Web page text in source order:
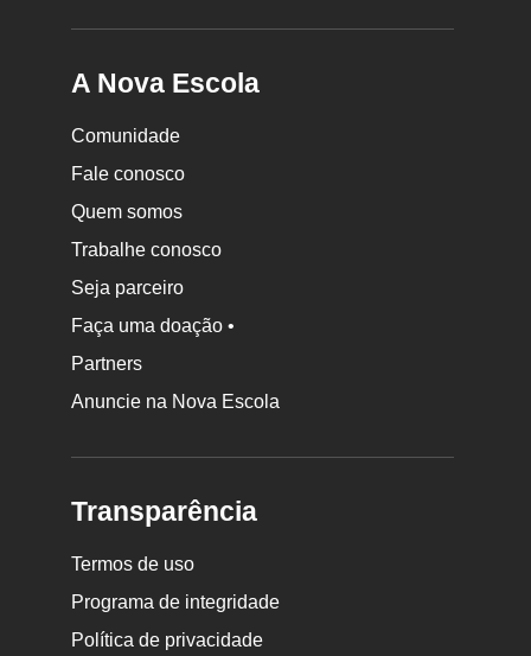
A Nova Escola
Comunidade
Fale conosco
Quem somos
Trabalhe conosco
Seja parceiro
Faça uma doação •
Partners
Anuncie na Nova Escola
Transparência
Termos de uso
Programa de integridade
Política de privacidade